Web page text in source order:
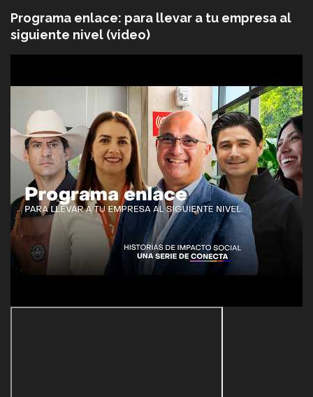
Programa enlace: para llevar a tu empresa al
siguiente nivel (video)